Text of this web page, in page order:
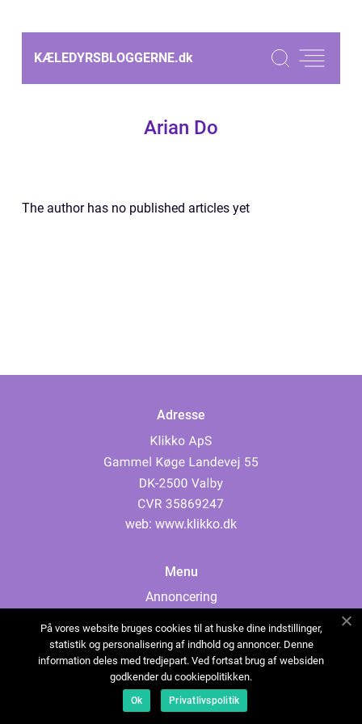
KÆLEDYRSBLOGGERNE.dk
Arian Do
The author has no published articles yet
Adresse
web: www.klikko.dk
Menu
Annoncering
Cookies
Kontakt os
Sitemap
På vores website bruges cookies til at huske dine indstillinger,
statistik og personalisering af indhold og annoncer. Denne
information deles med tredjepart. Ved fortsat brug af websiden
godkender du cookiepolitikken.
Ok Privatlivspolitik